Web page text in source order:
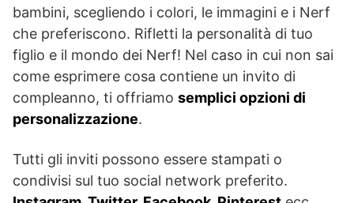
bambini, scegliendo i colori, le immagini e i Nerf
che preferiscono. Rifletti la personalità di tuo
figlio e il mondo dei Nerf! Nel caso in cui non sai
come esprimere cosa contiene un invito di
compleanno, ti offriamo semplici opzioni di
personalizzazione.
Tutti gli inviti possono essere stampati o
condivisi sul tuo social network preferito.